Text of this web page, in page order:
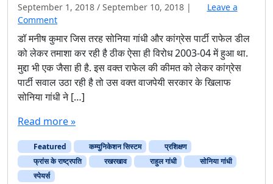
September 1, 2018 / September 10, 2018 |
Leave a
Comment
डॉ मनीष कुमार जिस तरह सोनिया गांधी और कांग्रेस पार्टी राफेल डील
को लेकर तमाशा कर रही है ठीक ऐसा ही विरोध 2003-04 में हुआ था.
मुद्दा भी एक जैसा ही है. इस वक्त राफेल की कीमत को लेकर कांग्रेस
पार्टी सवाल उठा रही है तो उस वक्त वाजपेयी सरकार के खिलाफ
सोनिया गांधी ने […]
Read more »
Featured कम्युनिकेशन सिस्टम
प्रशिक्षण
फ्रांस के राष्ट्रपति
रखरखाव राहुल गांधी
सोनिया गांधी
स्पेयर्स